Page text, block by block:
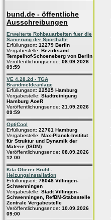
bund.de - öffentliche
Ausschreibungen
Erweiterte Rohbauarbeiten fuer die
Sanierung der Sporthalle
Erfüllungsort: 12279 Berlin
Vergabestelle: Bezirksamt
Tempelhof-Schoeneberg von Berlin
Veröffentlichungsende: 08.09.2026
09:59
VE 4.28.2d - TGA
Brandmeldeanlage
Erfüllungsort: 22525 Hamburg
Vergabestelle: Stadtreinigung
Hamburg AoeR
Veröffentlichungsende: 21.09.2026
09:59
OptiCool
Erfüllungsort: 22761 Hamburg
Vergabestelle: Max-Planck-Institut
für Struktur und Dynamik der
Materie (ISDM)
Veröffentlichungsende: 08.09.2026
12:00
Kita Oberer Brühl -
Heizungsinstallation
Erfüllungsort: 78048 Villingen-
Schwenningen
Vergabestelle: Stadt Villingen-
Schwenningen, RefBM-Stabsstelle
Zentrale Vergabestelle
Veröffentlichungsende: 10.09.2026
09:00